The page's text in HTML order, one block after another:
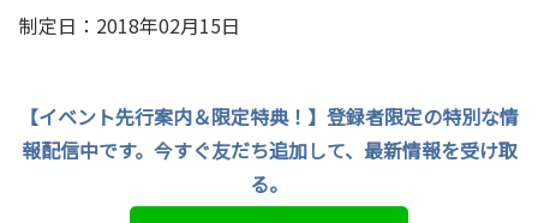
制定日：2018年02月15日
【イベント先行案内＆限定特典！】登録者限定の特別な情
報配信中です。今すぐ友だち追加して、最新情報を受け取
る。